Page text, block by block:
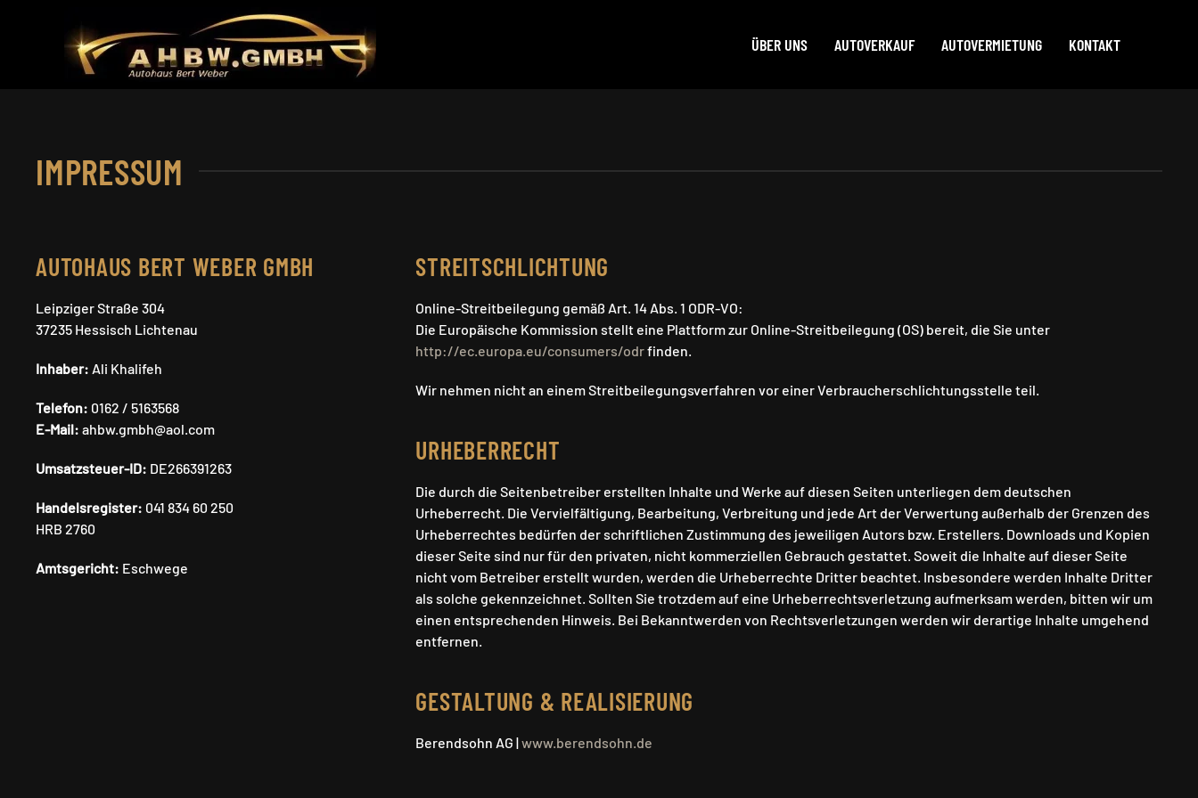
Skip to main content ÜBER UNS AUTOVERKAUF AUTOVERMIETUNG KONTAKT
IMPRESSUM
AUTOHAUS BERT WEBER GMBH
Leipziger Straße 304
37235 Hessisch Lichtenau
Inhaber: Ali Khalifeh
Telefon: 0162 / 5163568
E-Mail: ahbw.gmbh@aol.com
Umsatzsteuer-ID: DE266391263
Handelsregister: 041 834 60 250
HRB 2760
Amtsgericht: Eschwege
STREITSCHLICHTUNG
Online-Streitbeilegung gemäß Art. 14 Abs. 1 ODR-VO:
Die Europäische Kommission stellt eine Plattform zur Online-Streitbeilegung (OS) bereit, die Sie unter
http://ec.europa.eu/consumers/odrfinden.
Wir nehmen nicht an einem Streitbeilegungsverfahren vor einer Verbraucherschlichtungsstelle teil.
URHEBERRECHT
Die durch die Seitenbetreiber erstellten Inhalte und Werke auf diesen Seiten unterliegen dem deutschen
Urheberrecht. Die Vervielfältigung, Bearbeitung, Verbreitung und jede Art der Verwertung außerhalb der Grenzen des
Urheberrechtes bedürfen der schriftlichen Zustimmung des jeweiligen Autors bzw. Erstellers. Downloads und Kopien
dieser Seite sind nur für den privaten, nicht kommerziellen Gebrauch gestattet. Soweit die Inhalte auf dieser Seite
nicht vom Betreiber erstellt wurden, werden die Urheberrechte Dritter beachtet. Insbesondere werden Inhalte Dritter
als solche gekennzeichnet. Sollten Sie trotzdem auf eine Urheberrechtsverletzung aufmerksam werden, bitten wir um
einen entsprechenden Hinweis. Bei Bekanntwerden von Rechtsverletzungen werden wir derartige Inhalte umgehend
entfernen.
GESTALTUNG & REALISIERUNG
Berendsohn AG |www.berendsohn.de